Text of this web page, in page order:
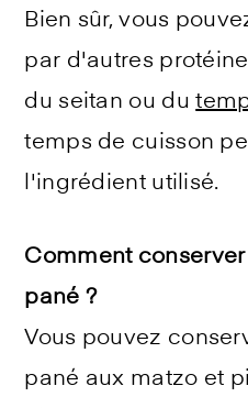
Bien sûr, vous
par d'autres
du seitan ou du
temps de cuisson
l'ingrédient utilisé.
Comment
pané ?
Vous pouvez
pané aux matzo et